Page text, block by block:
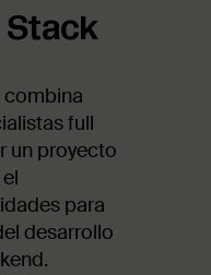
Stack
combina
full
un proyecto
para
desarrollo